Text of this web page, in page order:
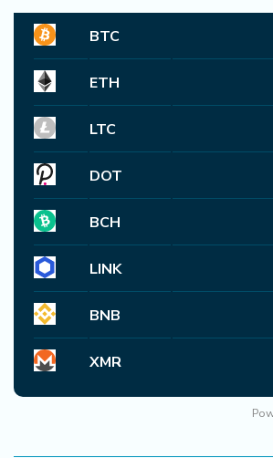
BTC
ETH
LTC
DOT
BCH
LINK
BNB
XMR